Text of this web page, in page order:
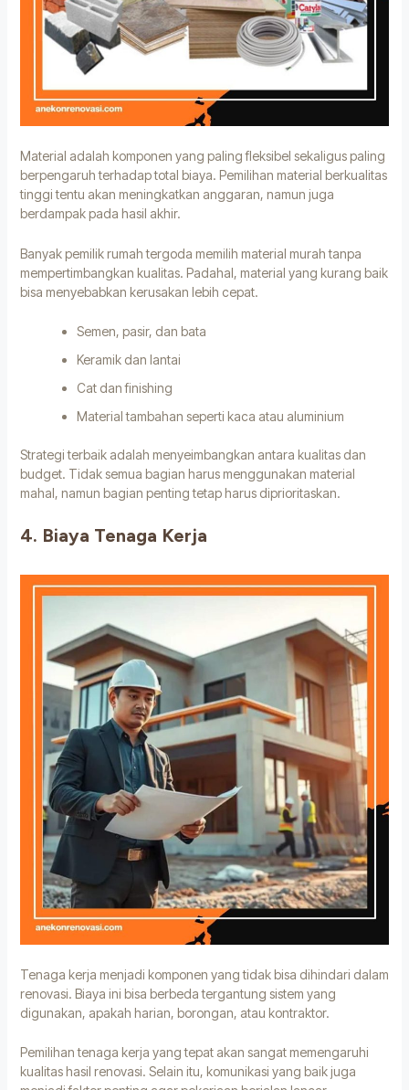
Material adalah komponen yang paling fleksibel sekaligus paling
berpengaruh terhadap total biaya. Pemilihan material berkualitas
tinggi tentu akan meningkatkan anggaran, namun juga
berdampak pada hasil akhir.
Banyak pemilik rumah tergoda memilih material murah tanpa
mempertimbangkan kualitas. Padahal, material yang kurang baik
bisa menyebabkan kerusakan lebih cepat.
Semen, pasir, dan bata
Keramik dan lantai
Cat dan finishing
Material tambahan seperti kaca atau aluminium
Strategi terbaik adalah menyeimbangkan antara kualitas dan
budget. Tidak semua bagian harus menggunakan material
mahal, namun bagian penting tetap harus diprioritaskan.
4. Biaya Tenaga Kerja
Tenaga kerja menjadi komponen yang tidak bisa dihindari dalam
renovasi. Biaya ini bisa berbeda tergantung sistem yang
digunakan, apakah harian, borongan, atau kontraktor.
Pemilihan tenaga kerja yang tepat akan sangat memengaruhi
kualitas hasil renovasi. Selain itu, komunikasi yang baik juga